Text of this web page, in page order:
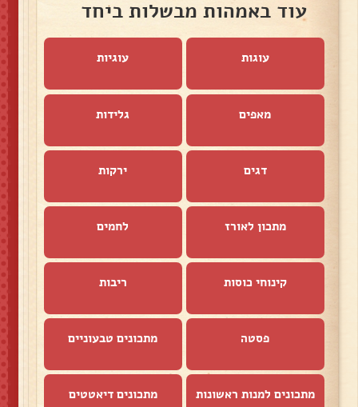
עוד באמהות מבשלות ביחד
עוגות עוגיות
מאפים גלידות
דגים ירקות
מתכון לאורז לחמים
קינוחי כוסות ריבות
פסטה מתכונים טבעוניים
מתכונים למנות ראשונות מתכונים דיאטטים